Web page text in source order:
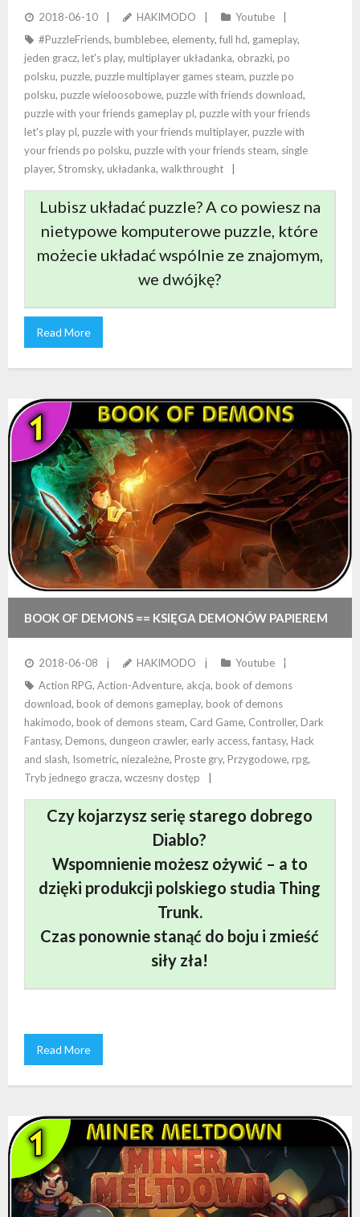
KOOPERACJI?
2018-06-10 HAKIMODO
Youtube
#PuzzleFriends, bumblebee, elementy, full hd, gameplay,
jeden gracz, let's play, multiplayer układanka, obrazki, po
polsku, puzzle, puzzle multiplayer games steam, puzzle po
polsku, puzzle wieloosobowe, puzzle with friends download,
puzzle with your friends gameplay pl, puzzle with your friends
let's play pl, puzzle with your friends multiplayer, puzzle with
your friends po polsku, puzzle with your friends steam, single
player, Stromsky, układanka, walkthrought
Lubisz układać puzzle? A co powiesz na
nietypowe komputerowe puzzle, które
możecie układać wspólnie ze znajomym,
we dwójkę?
Read More
BOOK OF DEMONS == KSIĘGA DEMONÓW PAPIEREM
PISANA – WCIĄGAJĄCA POLSKA GRA W STYLU
DIABLO
2018-06-08 HAKIMODO
Youtube
Action RPG, Action-Adventure, akcja, book of demons
download, book of demons gameplay, book of demons
hakimodo, book of demons steam, Card Game, Controller, Dark
Fantasy, Demons, dungeon crawler, early access, fantasy, Hack
and slash, Isometric, niezależne, Proste gry, Przygodowe, rpg,
Tryb jednego gracza, wczesny dostęp
Czy kojarzysz serię starego dobrego
Diablo?
Wspomnienie możesz ożywić – a to
dzięki produkcji polskiego studia Thing
Trunk.
Czas ponownie stanąć do boju i zmieść
siły zła!
Read More